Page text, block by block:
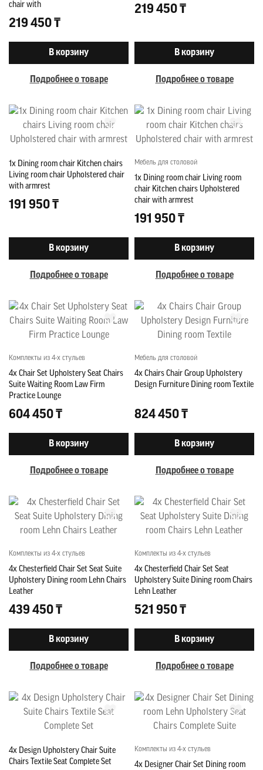
chair with
219 450 ₸
В корзину
Подробнее о товаре
219 450 ₸
В корзину
Подробнее о товаре
1x Dining room chair Kitchen chairs
Living room chair Upholstered chair
with armrest
191 950 ₸
В корзину
Подробнее о товаре
Мебель для столовой
1x Dining room chair Living room
chair Kitchen chairs Upholstered
chair with armrest
191 950 ₸
В корзину
Подробнее о товаре
Комплекты из 4-х стульев
4x Chair Set Upholstery Seat Chairs
Suite Waiting Room Law Firm
Practice Lounge
604 450 ₸
В корзину
Подробнее о товаре
Мебель для столовой
4x Chairs Chair Group Upholstery
Design Furniture Dining room Textile
824 450 ₸
В корзину
Подробнее о товаре
Комплекты из 4-х стульев
4x Chesterfield Chair Set Seat Suite
Upholstery Dining room Lehn Chairs
Leather
439 450 ₸
В корзину
Подробнее о товаре
Комплекты из 4-х стульев
4x Chesterfield Chair Set Seat
Upholstery Suite Dining room Chairs
Lehn Leather
521 950 ₸
В корзину
Подробнее о товаре
4x Design Upholstery Chair Suite
Chairs Textile Seat Complete Set
Комплекты из 4-х стульев
4x Designer Chair Set Dining room